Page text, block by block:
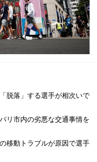
脱落」する選手が相次いで
リ市内の劣悪な交通事情を
移動トラブルが原因で選手